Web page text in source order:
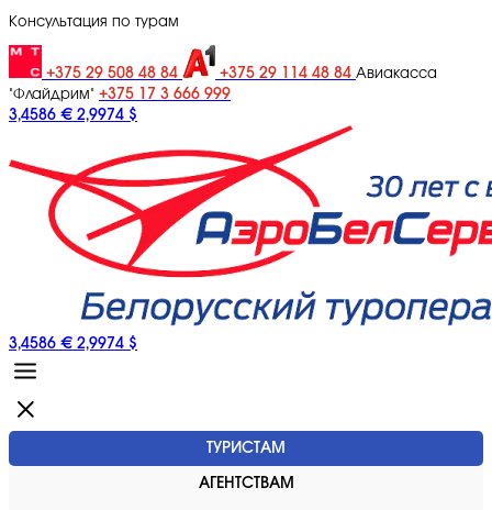
Консультация по турам
+375 29 508 48 84 +375 29 114 48 84 Авиакасса
"Флайдрим" +375 17 3 666 999
3,4586 € 2,9974 $
3,4586 € 2,9974 $
ТУРИСТАМ
АГЕНТСТВАМ